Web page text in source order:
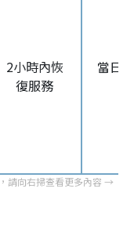
2小時內恢
復服務
當日